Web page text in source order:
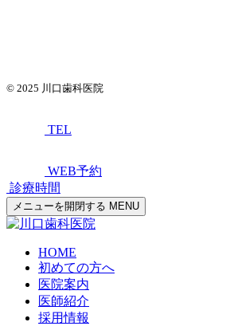
© 2025 川口歯科医院
TEL
WEB予約
診療時間
メニューを開閉する MENU
HOME
初めての方へ
医院案内
医師紹介
採用情報